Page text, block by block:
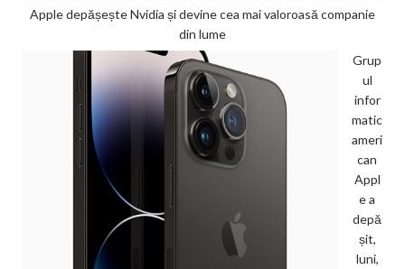
Apple depășește Nvidia și devine cea mai valoroasă companie
din lume
Grup
ul
infor
matic
ameri
can
Appl
e a
depă
șit,
luni,